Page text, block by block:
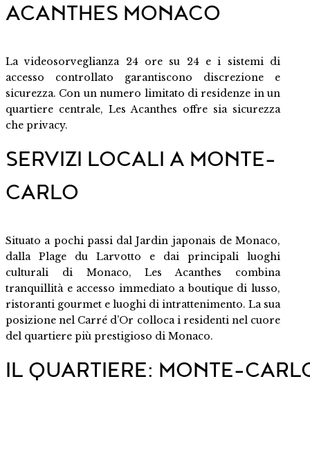
ACANTHES MONACO
La videosorveglianza 24 ore su 24 e i sistemi di
accesso controllato garantiscono discrezione e
sicurezza. Con un numero limitato di residenze in un
quartiere centrale, Les Acanthes offre sia sicurezza
che privacy.
SERVIZI LOCALI A MONTE-
CARLO
Situato a pochi passi dalJardin japonais de Monaco,
dalla Plage du Larvotto e dai principali luoghi
culturali di Monaco, Les Acanthes combina
tranquillità e accesso immediato a boutique di lusso,
ristoranti gourmet e luoghi di intrattenimento. La sua
posizione nel Carré d’Or colloca i residenti nel cuore
del quartiere più prestigioso di Monaco.
IL QUARTIERE: MONTE-